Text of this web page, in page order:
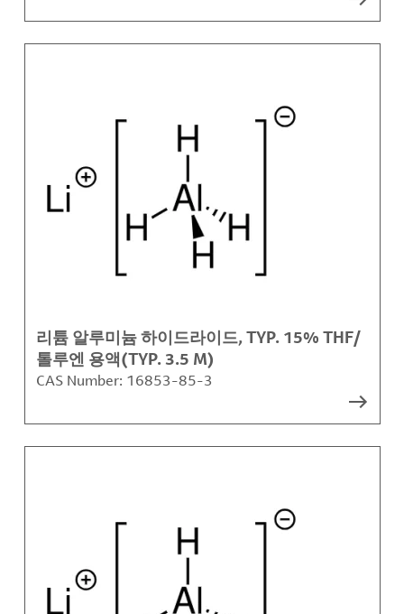
리튬 알루미늄 하이드라이드, TYP. 15% THF/
톨루엔 용액(TYP. 3.5 M)
CAS Number: 16853-85-3